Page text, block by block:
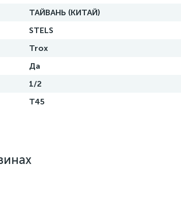
ТАЙВАНЬ (КИТАЙ)
STELS
Trox
Да
1/2
T45